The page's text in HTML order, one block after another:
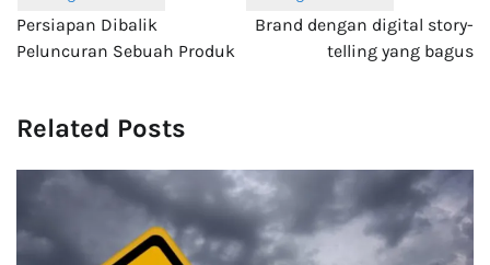
Persiapan Dibalik
Peluncuran Sebuah Produk
Brand dengan digital story-
telling yang bagus
Related Posts